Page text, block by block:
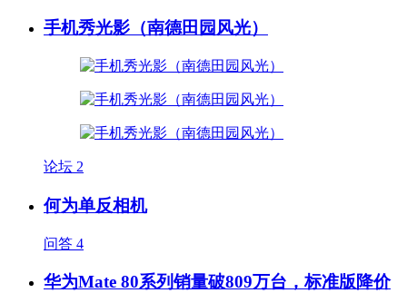
手机秀光影（南德田园风光）
论坛 2
何为单反相机
问答 4
华为Mate 80系列销量破809万台，标准版降价